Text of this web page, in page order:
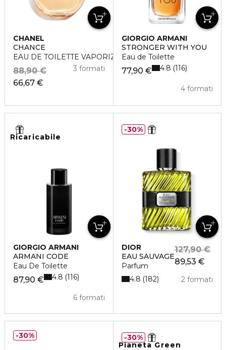
CHANEL
CHANCE
EAU DE TOILETTE VAPORIZZATORE
66,67 €
88,90 € 3 formati
GIORGIO ARMANI
STRONGER WITH YOU
Eau de Toilette
77,90 €
4 formati
4.8 116
Ricaricabile
GIORGIO ARMANI
ARMANI CODE
Eau De Toilette
87,90 €
6 formati
4.8 116
DIOR
EAU SAUVAGE
Parfum
89,53 €
127,90 €
2 formati
4.8 182
30%
30%
Pianeta Green
30%